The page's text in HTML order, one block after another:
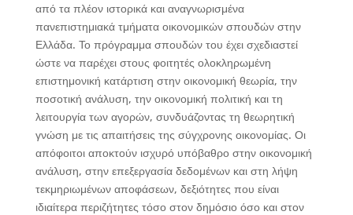
από τα πλέον ιστορικά και αναγνωρισμένα
πανεπιστημιακά τμήματα οικονομικών σπουδών στην
Ελλάδα. Το πρόγραμμα σπουδών του έχει σχεδιαστεί
ώστε να παρέχει στους φοιτητές ολοκληρωμένη
επιστημονική κατάρτιση στην οικονομική θεωρία, την
ποσοτική ανάλυση, την οικονομική πολιτική και τη
λειτουργία των αγορών, συνδυάζοντας τη θεωρητική
γνώση με τις απαιτήσεις της σύγχρονης οικονομίας. Οι
απόφοιτοι αποκτούν ισχυρό υπόβαθρο στην οικονομική
ανάλυση, στην επεξεργασία δεδομένων και στη λήψη
τεκμηριωμένων αποφάσεων, δεξιότητες που είναι
ιδιαίτερα περιζήτητες τόσο στον δημόσιο όσο και στον